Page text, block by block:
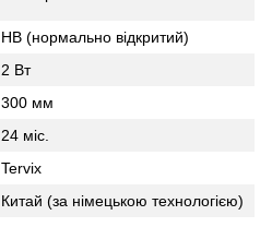
НВ (нормально відкритий)
2 Вт
300 мм
24 міс.
Tervix
Китай (за німецькою технологією)